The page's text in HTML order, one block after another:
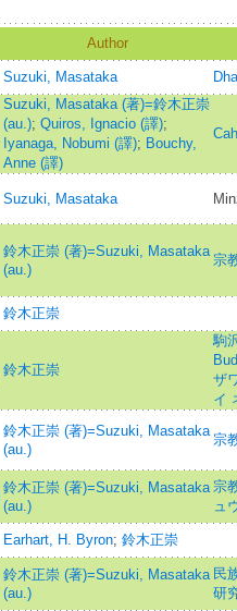
Author
Suzuki, Masataka
Suzuki, Masataka (著)=鈴木正崇
(au.); Quiros, Ignacio (譯);
Iyanaga, Nobumi (譯); Bouchy,
Anne (譯)
Suzuki, Masataka
鈴木正崇 (著)=Suzuki, Masataka
(au.)
宗
鈴木正崇
鈴木正崇
駒
ザ
イ
鈴木正崇 (著)=Suzuki, Masataka
(au.)
宗
鈴木正崇 (著)=Suzuki, Masataka
(au.)
宗
ュ
Earhart, H. Byron; 鈴木正崇
鈴木正崇 (著)=Suzuki, Masataka
(au.)
民
研